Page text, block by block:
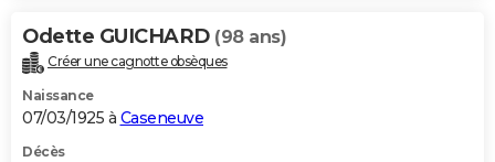
Odette GUICHARD (98 ans)
Créer une cagnotte obsèques
Naissance
07/03/1925 à Caseneuve
Décès